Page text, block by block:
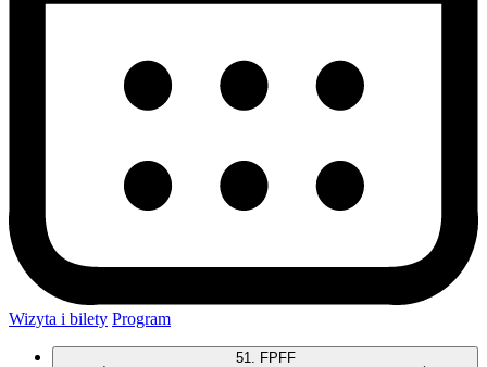
Wizyta i bilety Program
51. FPFF